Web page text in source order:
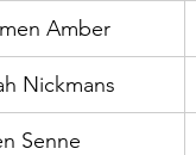
Amber
Nickmans
Senne